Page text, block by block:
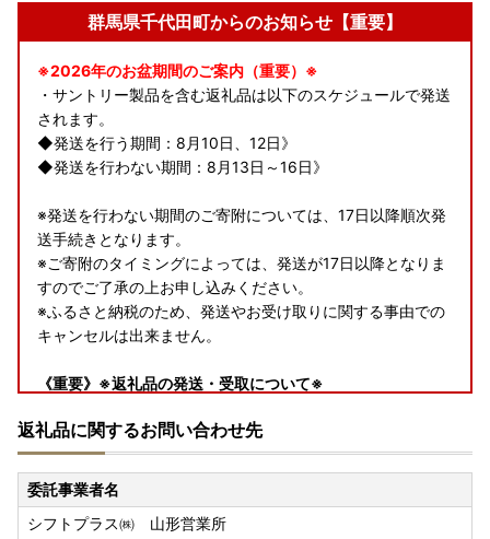
群馬県千代田町からのお知らせ【重要】
※2026年のお盆期間のご案内（重要）※
・サントリー製品を含む返礼品は以下のスケジュールで発送
されます。
◆発送を行う期間：8月10日、12日》
◆発送を行わない期間：8月13日～16日》
※発送を行わない期間のご寄附については、17日以降順次発
送手続きとなります。
※ご寄附のタイミングによっては、発送が17日以降となりま
すのでご了承の上お申し込みください。
※ふるさと納税のため、発送やお受け取りに関する事由での
キャンセルは出来ません。
《重要》※返礼品の発送・受取について※
る場合がございます。
・発送は、事業元での準備ができ次第順次発送開始となりま
すので、日時指定ご希望の場合は配送業者へ直接お問い合わ
せください。
・連休中にお受け取りいただけず返送となった場合の再送は
返礼品に関するお問い合わせ先
委託事業者名
シフトプラス㈱ 山形営業所